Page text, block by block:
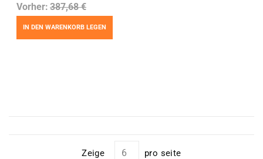
Vorher: 387,68 €
IN DEN WARENKORB LEGEN
Zeige pro seite